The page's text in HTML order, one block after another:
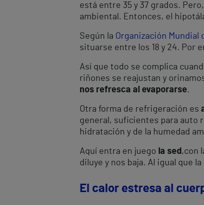
está entre 35 y 37 grados.
ambiental. Entonces, el
Según la Organización Mundial
situarse entre los 18 y 24. Por
Así que todo se complica
riñones se reajustan y
nos refresca al evaporarse.
Otra forma de refrigeración es
general, suficientes para auto
hidratación y de la humedad
Aquí entra en juego la sed ,con
diluye y nos baja. Al igual que
El calor estresa al